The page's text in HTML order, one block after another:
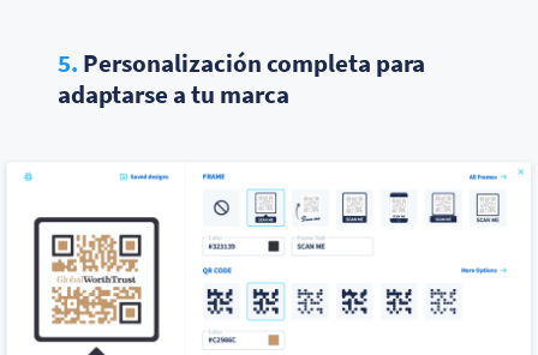
5. Personalización completa para
adaptarse a tu marca